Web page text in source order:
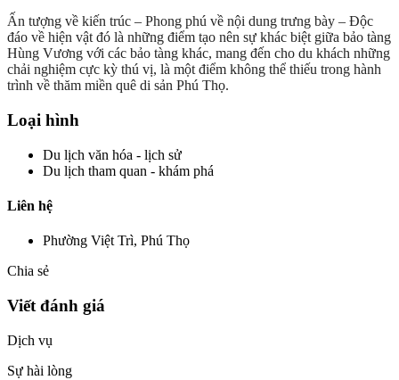
Ấn tượng về kiến trúc – Phong phú về nội dung trưng bày – Độc
đáo về hiện vật đó là những điểm tạo nên sự khác biệt giữa bảo tàng
Hùng Vương với các bảo tàng khác, mang đến cho du khách những
chải nghiệm cực kỳ thú vị, là một điểm không thể thiếu trong hành
trình về thăm miền quê di sản Phú Thọ.
Loại hình
Du lịch văn hóa - lịch sử
Du lịch tham quan - khám phá
Liên hệ
Phường Việt Trì, Phú Thọ
Chia sẻ
Viết đánh giá
Dịch vụ
Sự hài lòng